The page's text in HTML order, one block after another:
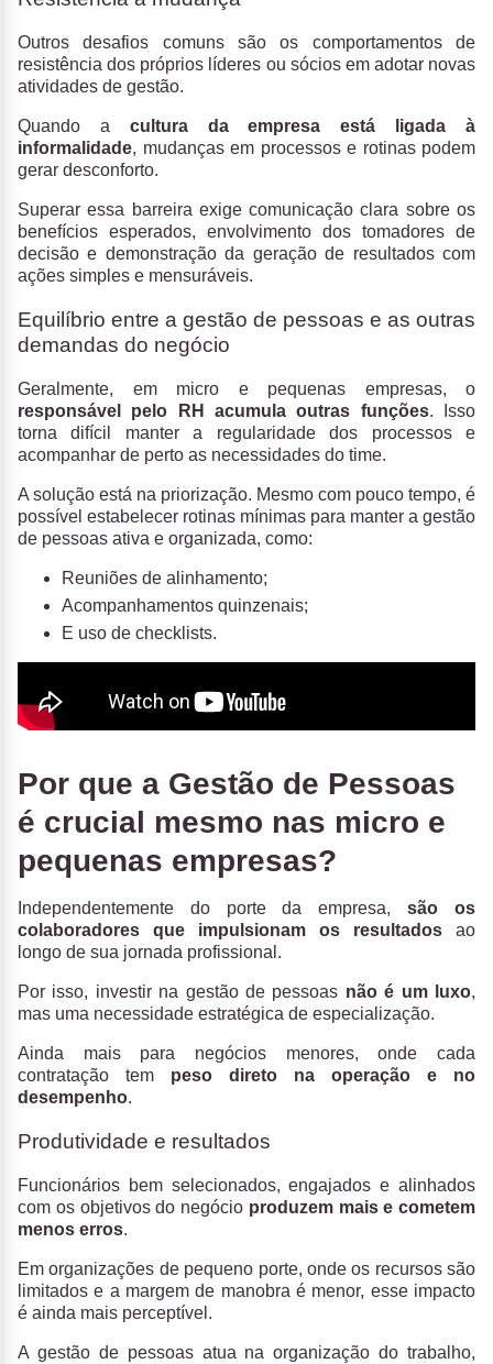
Outros desafios comuns são os comportamentos de
resistência dos próprios líderes ou sócios em adotar novas
atividades de gestão.
Quando a cultura da empresa está ligada à
informalidade, mudanças em processos e rotinas podem
gerar desconforto.
Superar essa barreira exige comunicação clara sobre os
benefícios esperados, envolvimento dos tomadores de
decisão e demonstração da geração de resultados com
ações simples e mensuráveis.
Equilíbrio entre a gestão de pessoas e as outras
demandas do negócio
Geralmente, em micro e pequenas empresas, o
responsável pelo RH acumula outras funções. Isso
torna difícil manter a regularidade dos processos e
acompanhar de perto as necessidades do time.
A solução está na priorização. Mesmo com pouco tempo, é
possível estabelecer rotinas mínimas para manter a gestão
de pessoas ativa e organizada, como:
Reuniões de alinhamento;
Acompanhamentos quinzenais;
E uso de checklists.
Por que a Gestão de Pessoas
é crucial mesmo nas micro e
pequenas empresas?
Independentemente do porte da empresa,são os
colaboradores que impulsionam os resultados ao
longo de sua jornada profissional.
Por isso, investir na gestão de pessoas não é um luxo,
mas uma necessidade estratégica de especialização.
Ainda mais para negócios menores, onde cada
contratação tem peso direto na operação e no
desempenho.
Produtividade e resultados
Funcionários bem selecionados, engajados e alinhados
com os objetivos do negócio produzem mais e cometem
menos erros.
Em organizações de pequeno porte, onde os recursos são
limitados e a margem de manobra é menor, esse impacto
é ainda mais perceptível.
A gestão de pessoas atua na organização do trabalho,